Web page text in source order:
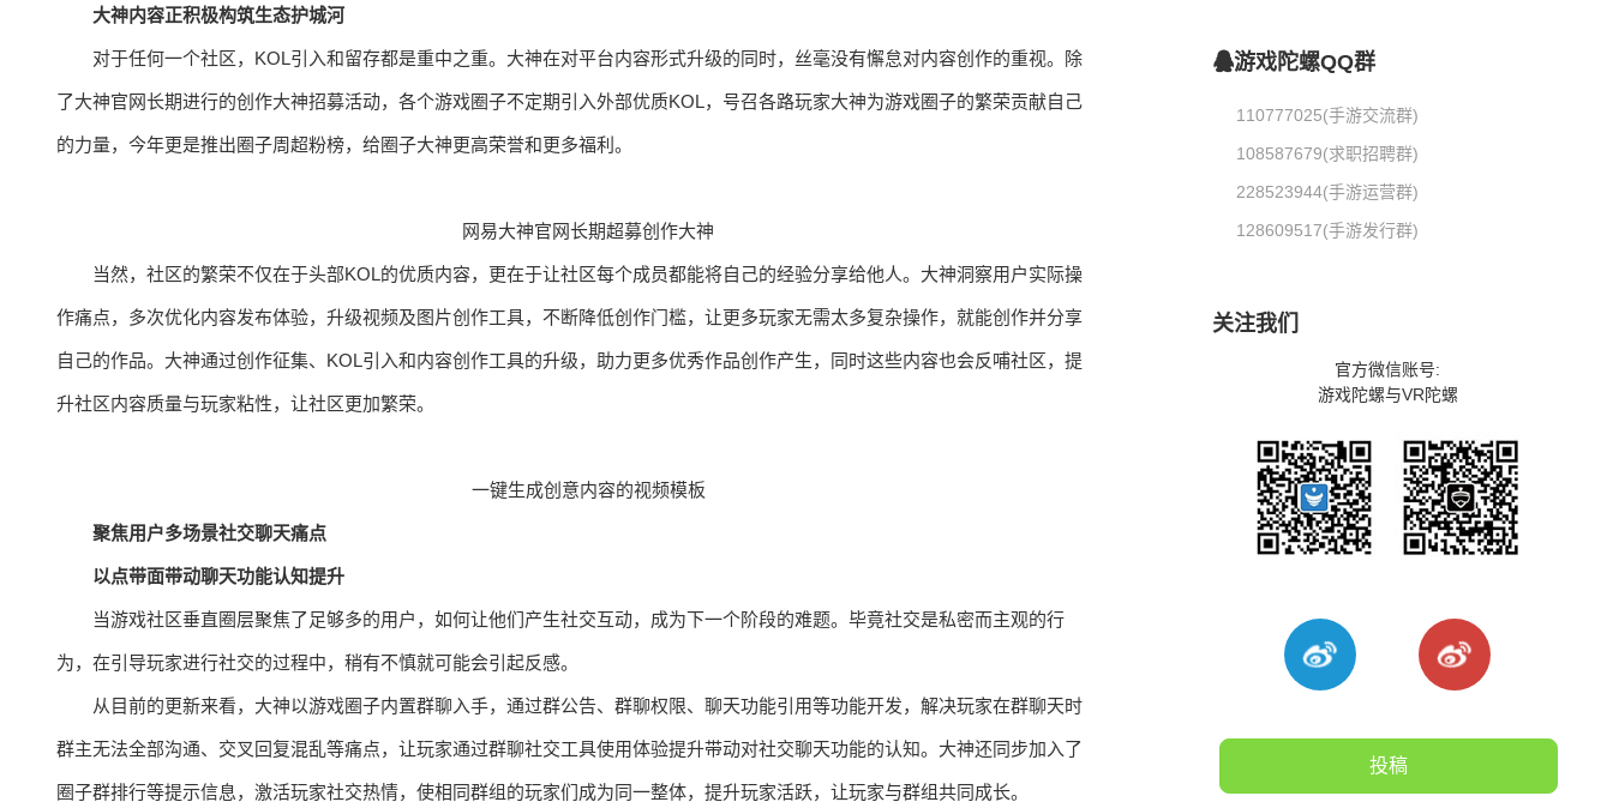
大神内容正积极构筑生态护城河
对于任何一个社区，KOL引入和留存都是重中之重。大神在对平台内容形式升级的同时，丝毫没有懈怠对内容创作的重视。除
了大神官网长期进行的创作大神招募活动，各个游戏圈子不定期引入外部优质KOL，号召各路玩家大神为游戏圈子的繁荣贡献自己
的力量，今年更是推出圈子周超粉榜，给圈子大神更高荣誉和更多福利。
网易大神官网长期超募创作大神
当然，社区的繁荣不仅在于头部KOL的优质内容，更在于让社区每个成员都能将自己的经验分享给他人。大神洞察用户实际操
作痛点，多次优化内容发布体验，升级视频及图片创作工具，不断降低创作门槛，让更多玩家无需太多复杂操作，就能创作并分享
自己的作品。大神通过创作征集、KOL引入和内容创作工具的升级，助力更多优秀作品创作产生，同时这些内容也会反哺社区，提
升社区内容质量与玩家粘性，让社区更加繁荣。
一键生成创意内容的视频模板
聚焦用户多场景社交聊天痛点
以点带面带动聊天功能认知提升
当游戏社区垂直圈层聚焦了足够多的用户，如何让他们产生社交互动，成为下一个阶段的难题。毕竟社交是私密而主观的行
为，在引导玩家进行社交的过程中，稍有不慎就可能会引起反感。
从目前的更新来看，大神以游戏圈子内置群聊入手，通过群公告、群聊权限、聊天功能引用等功能开发，解决玩家在群聊天时
群主无法全部沟通、交叉回复混乱等痛点，让玩家通过群聊社交工具使用体验提升带动对社交聊天功能的认知。大神还同步加入了
圈子群排行等提示信息，激活玩家社交热情，使相同群组的玩家们成为同一整体，提升玩家活跃，让玩家与群组共同成长。
游戏陀螺QQ群
110777025(手游交流群)
108587679(求职招聘群)
228523944(手游运营群)
128609517(手游发行群)
关注我们
官方微信账号:
游戏陀螺与VR陀螺
投稿